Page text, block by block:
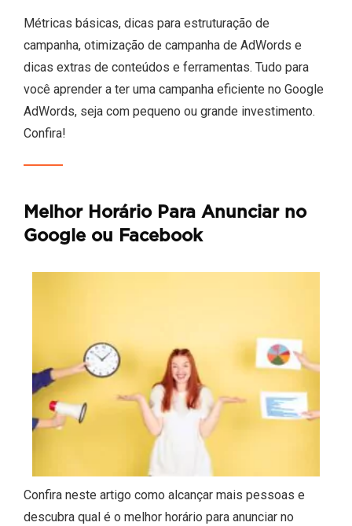
Métricas básicas, dicas para estruturação de
campanha, otimização de campanha de AdWords e
dicas extras de conteúdos e ferramentas. Tudo para
você aprender a ter uma campanha eficiente no Google
AdWords, seja com pequeno ou grande investimento.
Confira!
Melhor Horário Para Anunciar no
Google ou Facebook
Confira neste artigo como alcançar mais pessoas e
descubra qual é o melhor horário para anunciar no